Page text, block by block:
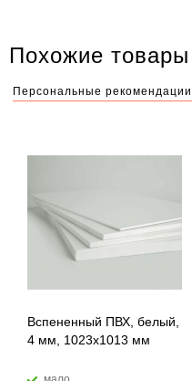
Похожие товары
Персональные рекомендации
Вспененный ПВХ, белый,
4 мм, 1023x1013 мм